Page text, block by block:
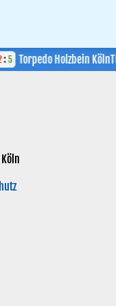
5 Torpedo Holzbein Köln